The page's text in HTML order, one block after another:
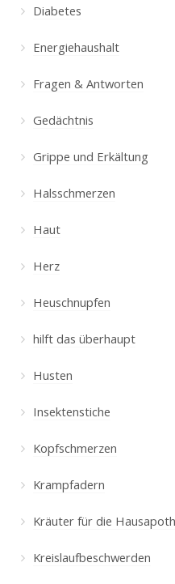
Diabetes
Energiehaushalt
Fragen & Antworten
Gedächtnis
Grippe und Erkältung
Halsschmerzen
Haut
Herz
Heuschnupfen
hilft das überhaupt
Husten
Insektenstiche
Kopfschmerzen
Krampfadern
Kräuter für die
Kreislaufbeschwerden